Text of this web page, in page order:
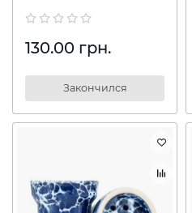
130.00 грн.
Закончился